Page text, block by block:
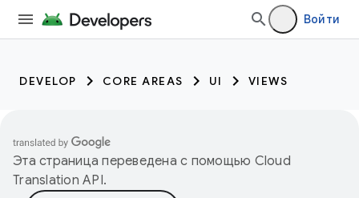
Войти
DEVELOP CORE AREAS UI VIEWS
Эта страница переведена с помощью Cloud
Translation API.